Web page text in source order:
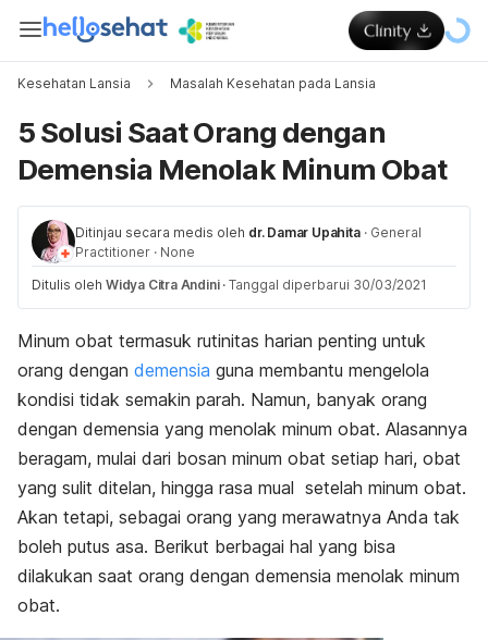
Kesehatan Lansia Masalah Kesehatan pada Lansia
5 Solusi Saat Orang dengan
Demensia Menolak Minum Obat
Ditinjau secara medis oleh dr. Damar Upahita · General
Practitioner · None
Ditulis oleh Widya Citra Andini · Tanggal diperbarui 30/03/2021
Minum obat termasuk rutinitas harian penting untuk
orang dengan demensia guna membantu mengelola
kondisi tidak semakin parah. Namun, banyak orang
dengan demensia yang menolak minum obat. Alasannya
beragam, mulai dari bosan minum obat setiap hari, obat
yang sulit ditelan, hingga rasa mual setelah minum obat.
Akan tetapi, sebagai orang yang merawatnya Anda tak
boleh putus asa. Berikut berbagai hal yang bisa
dilakukan saat orang dengan demensia menolak minum
obat.